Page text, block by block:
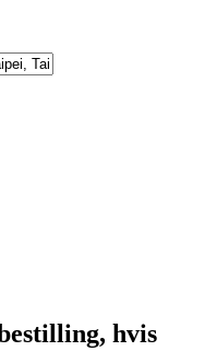
hvis